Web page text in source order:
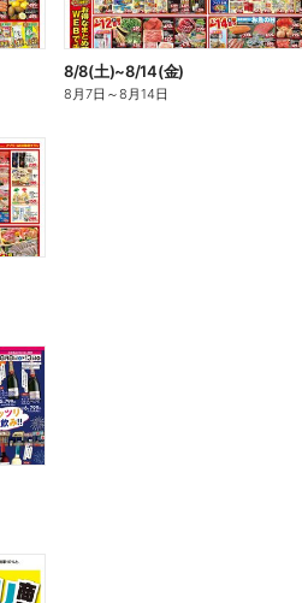
8/8(土)~8/14(金)
8月7日 ～8月14日